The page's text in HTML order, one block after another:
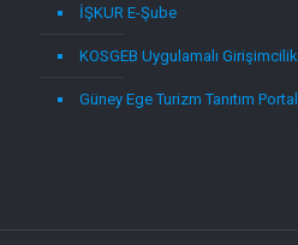
İŞKUR E-Şube
KOSGEB Uygulamalı Girişimcilik
Güney Ege Turizm Tanıtım Portal